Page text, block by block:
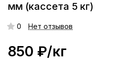
мм (кассета 5 кг)
0 Нет отзывов
850 ₽/кг